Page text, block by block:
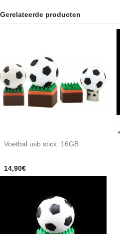
Gerelateerde producten
Voetbal usb stick. 16GB
14,90€